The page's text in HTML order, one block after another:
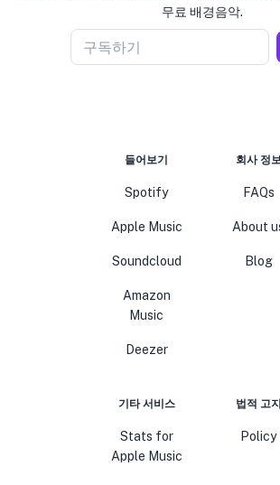
무료 배경음악.
구독하기
들어보기
Spotify
Apple Music
Soundcloud
Amazon
Music
Deezer
회사 정
FAQs
About
Blog
기타 서비스
Stats for
Apple Music
법적 고지
Policy